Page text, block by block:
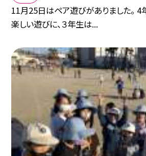
11月25日はペア遊びがありました。 4
楽しい遊びに、３年生は...